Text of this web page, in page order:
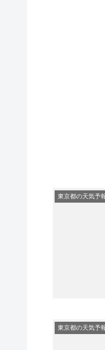
東京都の天気予
東京都の天気予